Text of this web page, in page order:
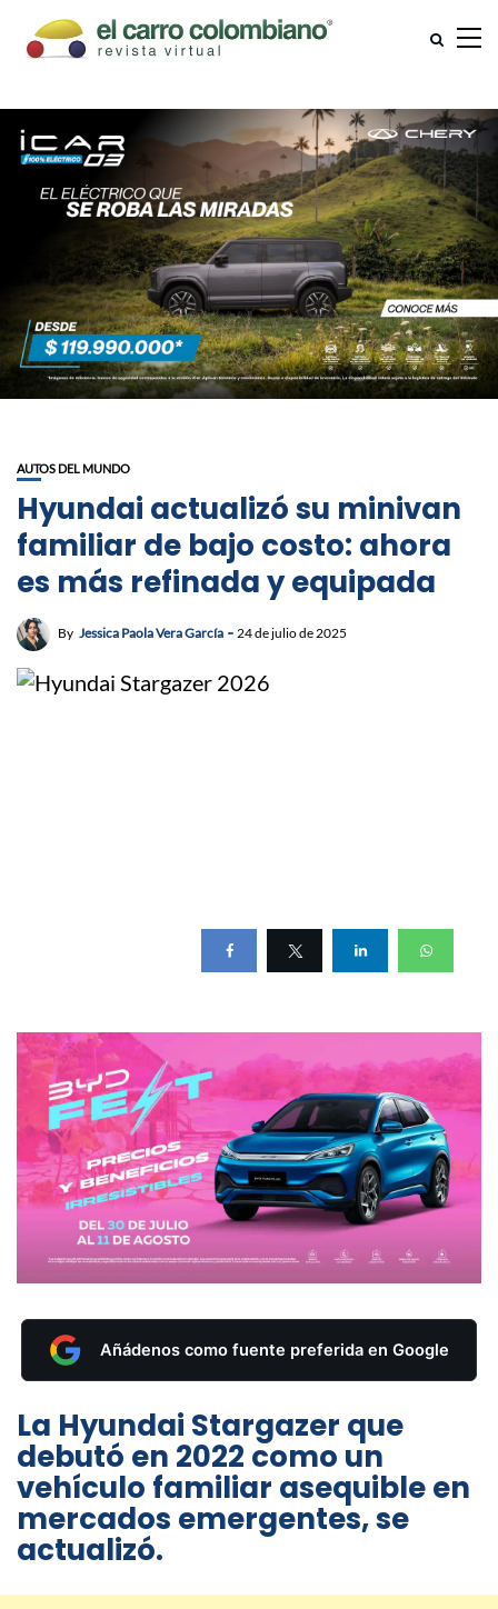
AUTOS DEL MUNDO
Hyundai actualizó su minivan
familiar de bajo costo: ahora
es más refinada y equipada
By Jessica Paola Vera García 24 de julio de 2025
Añádenos como fuente preferida en Google
La Hyundai Stargazer que
debutó en 2022 como un
vehículo familiar asequible en
mercados emergentes, se
actualizó.